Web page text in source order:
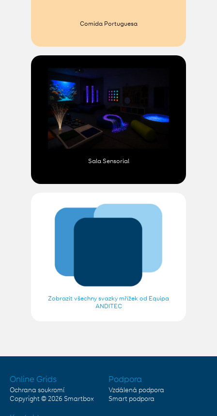
Comida Portuguesa
Sala Sensorial
Zobrazit všechny svazky mřížek od Equipa
ANDITEC
Online Grids
Ochrana soukromí
Copyright © 2026 Smartbox
Podpora
Vzdálená podpora
Smart podpora